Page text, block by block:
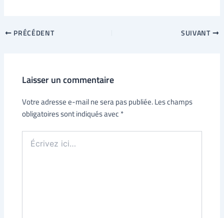
PRÉCÉDENT SUIVANT
Laisser un commentaire
Votre adresse e-mail ne sera pas publiée.Les champs
obligatoires sont indiqués avec *
Écrivez
ici…